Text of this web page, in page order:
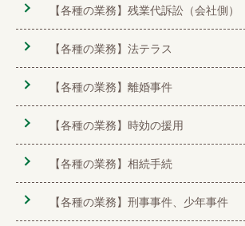
【各種の業務】残業代訴訟（会社側）
【各種の業務】法テラス
【各種の業務】離婚事件
【各種の業務】時効の援用
【各種の業務】相続手続
【各種の業務】刑事事件、少年事件